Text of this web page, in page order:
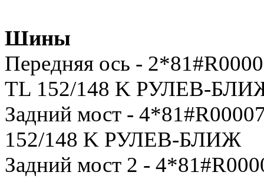
Шины
Передняя ось -
TL 152/148 K РУЛЕВ-
Задний мост -
152/148 K РУЛЕВ-БЛИЖ
Задний мост 2 -